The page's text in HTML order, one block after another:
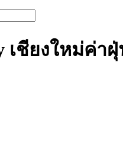
เชียงใหม่ค่า